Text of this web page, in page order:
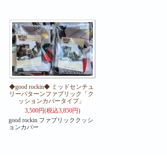
◆good rockin◆ ミッドセンチュ
リーパターンファブリック「ク
ッションカバータイプ」
3,500円(税込3,850円)
good rockin ファブリッククッシ
ョンカバー